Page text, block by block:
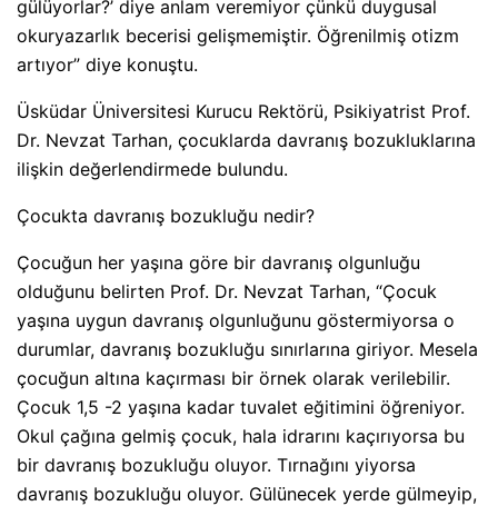
gülüyorlar?’ diye anlam veremiyor çünkü duygusal
okuryazarlık becerisi gelişmemiştir. Öğrenilmiş otizm
artıyor” diye konuştu.
Üsküdar Üniversitesi Kurucu Rektörü, Psikiyatrist Prof.
Dr. Nevzat Tarhan, çocuklarda davranış bozukluklarına
ilişkin değerlendirmede bulundu.
Çocukta davranış bozukluğu nedir?
Çocuğun her yaşına göre bir davranış olgunluğu
olduğunu belirten Prof. Dr. Nevzat Tarhan, “Çocuk
yaşına uygun davranış olgunluğunu göstermiyorsa o
durumlar, davranış bozukluğu sınırlarına giriyor. Mesela
çocuğun altına kaçırması bir örnek olarak verilebilir.
Çocuk 1,5 -2 yaşına kadar tuvalet eğitimini öğreniyor.
Okul çağına gelmiş çocuk, hala idrarını kaçırıyorsa bu
bir davranış bozukluğu oluyor. Tırnağını yiyorsa
davranış bozukluğu oluyor. Gülünecek yerde gülmeyip,